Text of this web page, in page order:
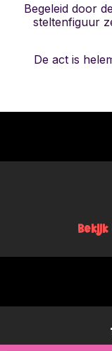
Begeleid door
steltenfiguur
De act is